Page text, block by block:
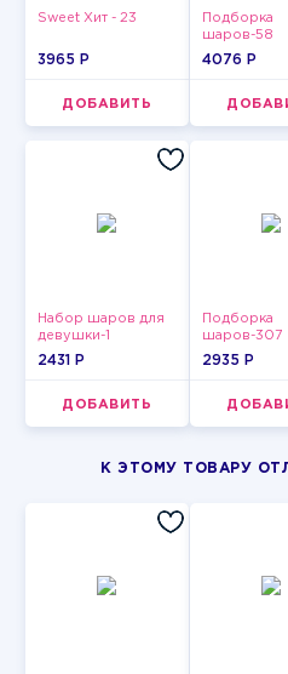
Sweet Хит - 23
3965 P
ДОБАВИТЬ
Подборка
шаров-58
4076 P
Набор шаров для
девушки-1
2431 P
ДОБАВИТЬ
Подборка
шаров-307
2935 P
К ЭТОМУ ТОВАРУ